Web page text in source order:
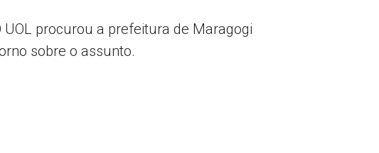
procurou a prefeitura de Maragogi
sobre o assunto.